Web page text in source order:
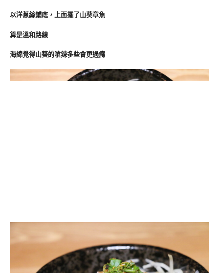
以洋蔥絲鋪底，上面擺了山葵章魚
算是溫和路線
海綿覺得山葵的嗆辣多些會更過癮